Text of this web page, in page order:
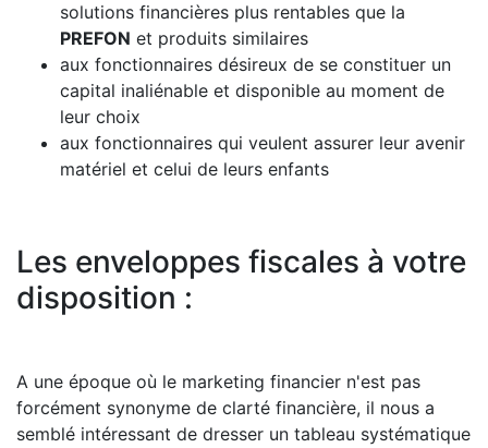
solutions financières plus rentables que la
PREFON et produits similaires
aux fonctionnaires désireux de se constituer un
capital inaliénable et disponible au moment de
leur choix
aux fonctionnaires qui veulent assurer leur avenir
matériel et celui de leurs enfants
Les enveloppes fiscales à votre
disposition :
A une époque où le marketing financier n'est pas
forcément synonyme de clarté financière, il nous a
semblé intéressant de dresser un tableau systématique